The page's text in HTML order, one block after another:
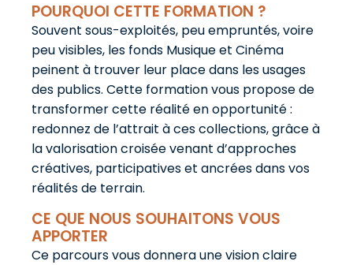
POURQUOI CETTE FORMATION ?
Souvent sous-exploités, peu empruntés, voire
peu visibles, les fonds Musique et Cinéma
peinent à trouver leur place dans les usages
des publics. Cette formation vous propose de
transformer cette réalité en opportunité :
redonnez de l’attrait à ces collections, grâce à
la valorisation croisée venant d’approches
créatives, participatives et ancrées dans vos
réalités de terrain.
CE QUE NOUS SOUHAITONS VOUS
APPORTER
Ce parcours vous donnera une vision claire